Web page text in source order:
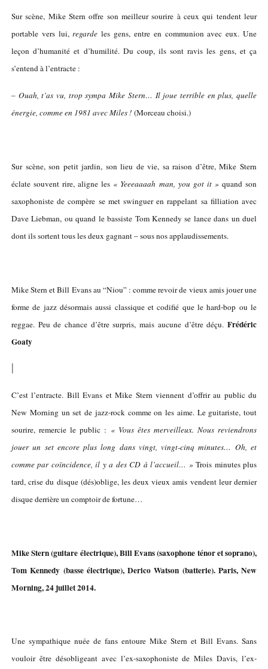
Sur scène, Mike Stern offre son meilleur sourire à ceux qui tendent leur
portable vers lui,regarde les gens, entre en communion avec eux. Une
leçon d’humanité et d’humilité. Du coup, ils sont ravis les gens, et ça
s’entend à l’entracte :
– Ouah, t’as vu, trop sympa Mike Stern… Il joue terrible en plus, quelle
énergie, comme en 1981 avec Miles ! (Morceau choisi.)
Sur scène, son petit jardin, son lieu de vie, sa raison d’être, Mike Stern
éclate souvent rire, aligne les « Yeeeaaaah man, you got it » quand son
saxophoniste de compère se met swinguer en rappelant sa filliation avec
Dave Liebman, ou quand le bassiste Tom Kennedy se lance dans un duel
dont ils sortent tous les deux gagnant – sous nos applaudissements.
Mike Stern et Bill Evans au “Niou” : comme revoir de vieux amis jouer une
forme de jazz désormais aussi classique et codifié que le hard-bop ou le
reggae. Peu de chance d’être surpris, mais aucune d’être déçu. Frédéric
Goaty
C’est l’entracte. Bill Evans et Mike Stern viennent d’offrir au public du
New Morning un set de jazz-rock comme on les aime. Le guitariste, tout
sourire, remercie le public : « Vous êtes merveilleux. Nous reviendrons
jouer un set encore plus long dans vingt, vingt-cinq minutes… Oh, et
comme par coïncidence, il y a des CD à l’accueil… » Trois minutes plus
tard, crise du disque (dés)oblige, les deux vieux amis vendent leur dernier
disque derrière un comptoir de fortune…
Mike Stern (guitare électrique), Bill Evans (saxophone ténor et soprano),
Tom Kennedy (basse électrique), Derico Watson (batterie). Paris, New
Morning, 24 juillet 2014.
Une sympathique nuée de fans entoure Mike Stern et Bill Evans. Sans
vouloir être désobligeant avec l’ex-saxophoniste de Miles Davis, l’ex-